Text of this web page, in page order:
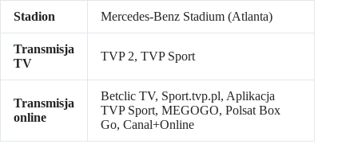
Stadion Mercedes-Benz Stadium (Atlanta)
Transmisja
TV
TVP 2, TVP Sport
Transmisja
online
Betclic TV, Sport.tvp.pl, Aplikacja
TVP Sport, MEGOGO, Polsat Box
Go, Canal+Online